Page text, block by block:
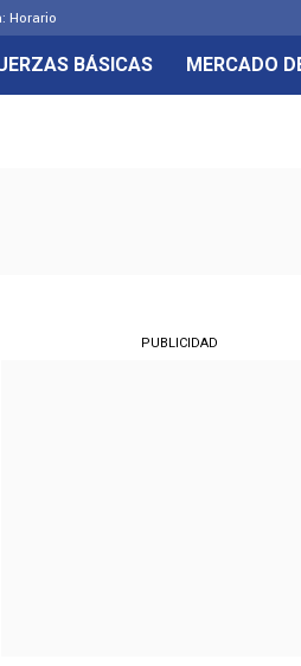
Horario
BÁSICAS MERCADO
PUBLICIDAD